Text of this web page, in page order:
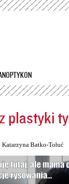
plastyki
Katarzyna Batko-Tołuć